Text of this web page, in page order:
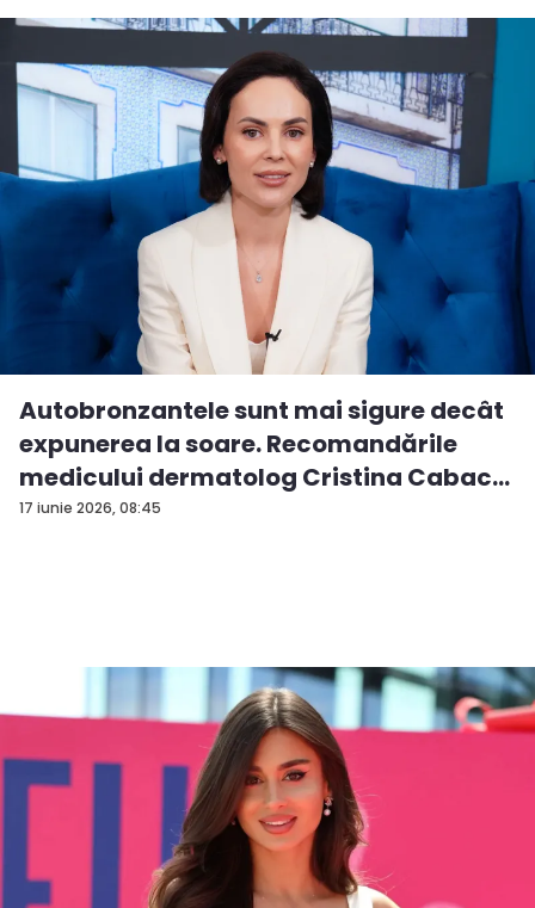
17 iunie 2026, 08:45
Autobronzantele sunt mai sigure decât
expunerea la soare. Recomandările
medicului dermatolog Cristina Cabac
-...